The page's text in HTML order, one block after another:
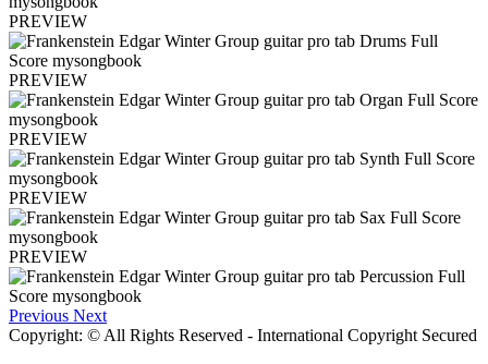
PREVIEW
PREVIEW
PREVIEW
PREVIEW
PREVIEW
Previous Next
Copyright: © All Rights Reserved - International Copyright Secured